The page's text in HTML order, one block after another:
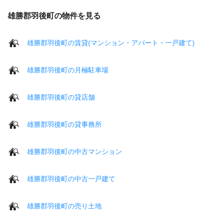
雄勝郡羽後町の物件を見る
雄勝郡羽後町の賃貸(マンション・アパート・一戸建て)
雄勝郡羽後町の月極駐車場
雄勝郡羽後町の貸店舗
雄勝郡羽後町の貸事務所
雄勝郡羽後町の中古マンション
雄勝郡羽後町の中古一戸建て
雄勝郡羽後町の売り土地